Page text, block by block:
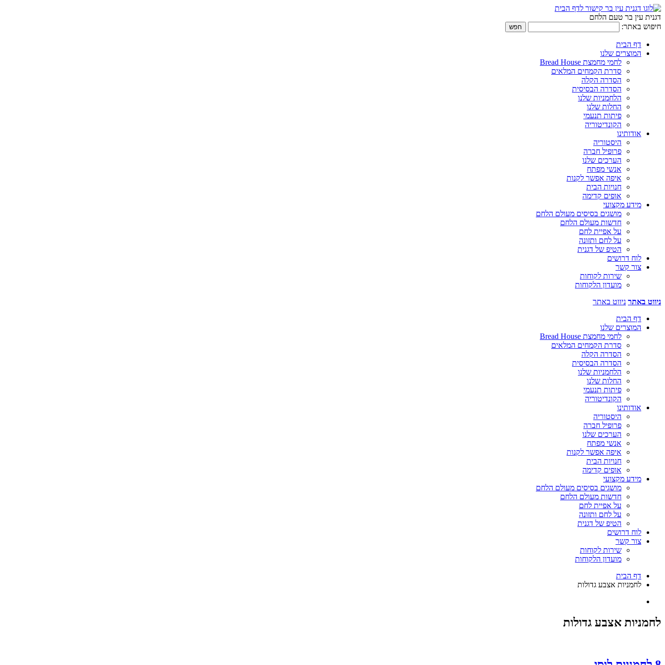
דגנית עין בר טעם הלחם
חיפוש באתר:
דף הבית
המוצרים שלנו
לחמי מחמצת Bread House
סדרת הקמחים המלאים
הסדרה הקלה
הסדרה הבסיסית
הלחמניות שלנו
החלות שלנו
פיתות תנעמי
הקונדיטוריה
אודותינו
היסטוריה
פרופיל חברה
הערכים שלנו
אנשי מפתח
איפה אפשר לקנות
חנויות הבית
אופים קדימה
מידע מקצועי
מושגים בסיסים מעולם הלחם
חדשות מעולם הלחם
על אפיית לחם
על לחם ותזונה
הטיפ של דגנית
לוח דרושים
צור קשר
שירות לקוחות
מועדון הלקוחות
ניווט באתר ניווט באתר
דף הבית
המוצרים שלנו
לחמי מחמצת Bread House
סדרת הקמחים המלאים
הסדרה הקלה
הסדרה הבסיסית
הלחמניות שלנו
החלות שלנו
פיתות תנעמי
הקונדיטוריה
אודותינו
היסטוריה
פרופיל חברה
הערכים שלנו
אנשי מפתח
איפה אפשר לקנות
חנויות הבית
אופים קדימה
מידע מקצועי
מושגים בסיסים מעולם הלחם
חדשות מעולם הלחם
על אפיית לחם
על לחם ותזונה
הטיפ של דגנית
לוח דרושים
צור קשר
שירות לקוחות
מועדון הלקוחות
דף הבית
לחמניות אצבע גדולות
לחמניות אצבע גדולות